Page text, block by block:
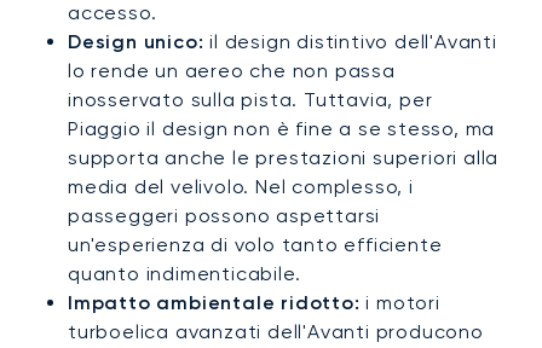
accesso.
Design unico: il design distintivo dell'Avanti
lo rende un aereo che non passa
inosservato sulla pista. Tuttavia, per
Piaggio il design non è fine a se stesso, ma
supporta anche le prestazioni superiori alla
media del velivolo. Nel complesso, i
passeggeri possono aspettarsi
un'esperienza di volo tanto efficiente
quanto indimenticabile.
Impatto ambientale ridotto: i motori
turboelica avanzati dell'Avanti producono